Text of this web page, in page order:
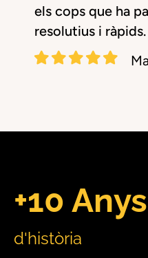
els cops que ha
resolutius i ràpids.
+10 Anys
d'història